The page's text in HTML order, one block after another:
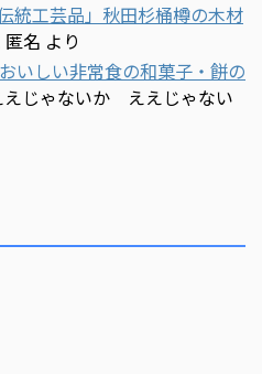
統工芸品」秋田杉桶樽の木材
匿名 より
いしい非常食の和菓子・餅の
えじゃないか ええじゃない